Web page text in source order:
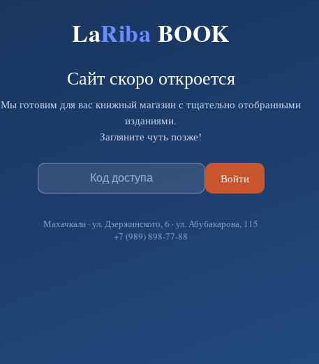
LaRiba BOOK
Сайт скоро откроется
Мы готовим для вас книжный магазин с тщательно отобранными
изданиями.
Загляните чуть позже!
Войти
Махачкала · ул. Дзержинского, 6 · ул. Абубакарова, 115
+7 (989) 898-77-88